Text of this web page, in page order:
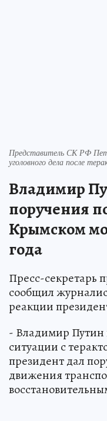
Представитель СК РФ
уголовного дела после
Владимир
поручения
Крымском
года
Пресс-секретарь
сообщил
реакции
- Владимир Путин
ситуации с
президент дал
движения